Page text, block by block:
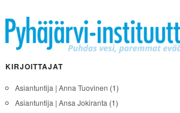
KIRJOITTAJAT
Asiantuntija | Anna Tuovinen (1)
Asiantuntija | Ansa Jokiranta (1)